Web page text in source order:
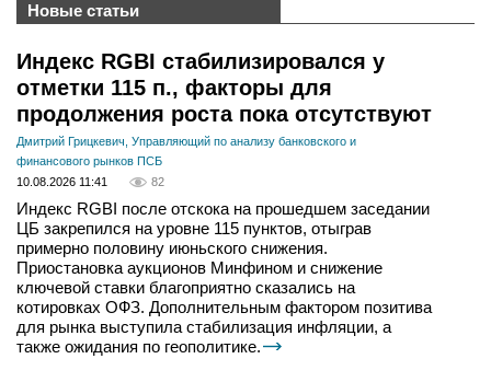
Новые статьи
Индекс RGBI стабилизировался у
отметки 115 п., факторы для
продолжения роста пока отсутствуют
Дмитрий Грицкевич, Управляющий по анализу банковского и
финансового рынков ПСБ
10.08.2026 11:41
82
Индекс RGBI после отскока на прошедшем заседании
ЦБ закрепился на уровне 115 пунктов, отыграв
примерно половину июньского снижения.
Приостановка аукционов Минфином и снижение
ключевой ставки благоприятно сказались на
котировках ОФЗ. Дополнительным фактором позитива
для рынка выступила стабилизация инфляции, а
также ожидания по геополитике.